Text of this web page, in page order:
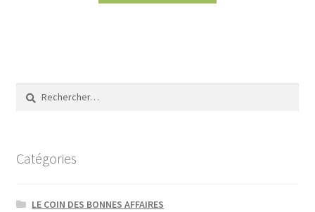
Rechercher :
Catégories
LE COIN DES BONNES AFFAIRES